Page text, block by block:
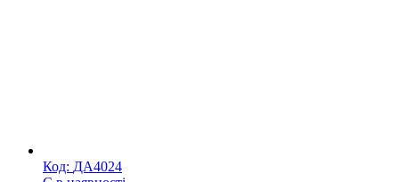
Код: ДА4024